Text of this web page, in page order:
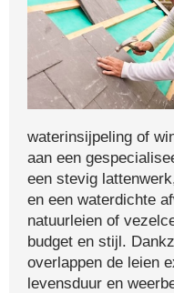
waterinsijpeling of
aan een
een stevig
en een waterdichte
natuurleien of
budget en stijl.
overlappen de leien
levensduur en